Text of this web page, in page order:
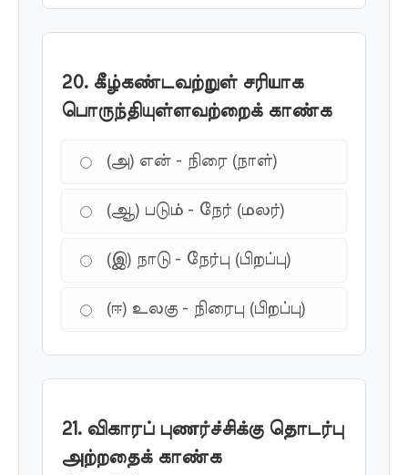
20. கீழ்கண்டவற்றுள் சரியாக
பொருந்தியுள்ளவற்றைக் காண்க
(அ) என் - நிரை (நாள்)
(ஆ) படும் - நேர் (மலர்)
(இ) நாடு - நேர்பு (பிறப்பு)
(ஈ) உலகு - நிரைபு (பிறப்பு)
21. விகாரப் புணர்ச்சிக்கு தொடர்பு
அற்றதைக் காண்க